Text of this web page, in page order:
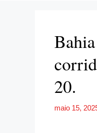
20.
maio 15,